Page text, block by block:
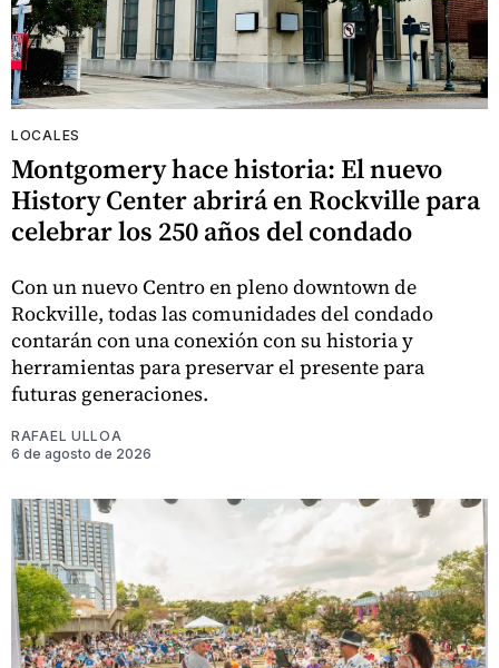
LOCALES
Montgomery hace historia: El nuevo
History Center abrirá en Rockville para
celebrar los 250 años del condado
Con un nuevo Centro en pleno downtown de
Rockville, todas las comunidades del condado
contarán con una conexión con su historia y
herramientas para preservar el presente para
futuras generaciones.
RAFAEL ULLOA
6 de agosto de 2026